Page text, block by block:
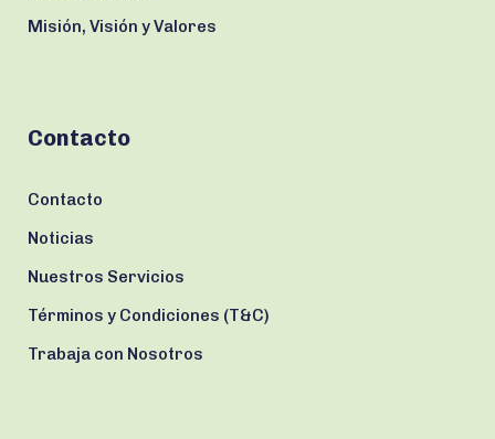
Misión, Visión y Valores
Contacto
Contacto
Noticias
Nuestros Servicios
Términos y Condiciones (T&C)
Trabaja con Nosotros